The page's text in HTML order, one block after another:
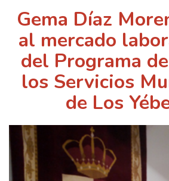
Gema Díaz
al mercado
del Programa
los Servicios
de Los